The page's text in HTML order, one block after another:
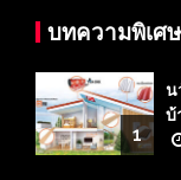
บทความพิเศษ
1
น
บ้